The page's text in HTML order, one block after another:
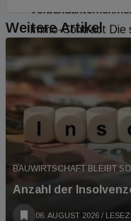
Immo-Contract Die
Immobilien 3.) Otto
Zinshausmakler
stärksten
3.) Raiffeisen
Investmentmakler
Einzelunternehmen
Weitere Artikel
BAUWIRTSCHAFT BLEIBT
Anzahl der
06. AUGUST 2026 /